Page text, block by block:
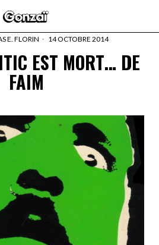
E. FLORIN 14 OCTOBRE 2014
EST MORT… DE
FAIM